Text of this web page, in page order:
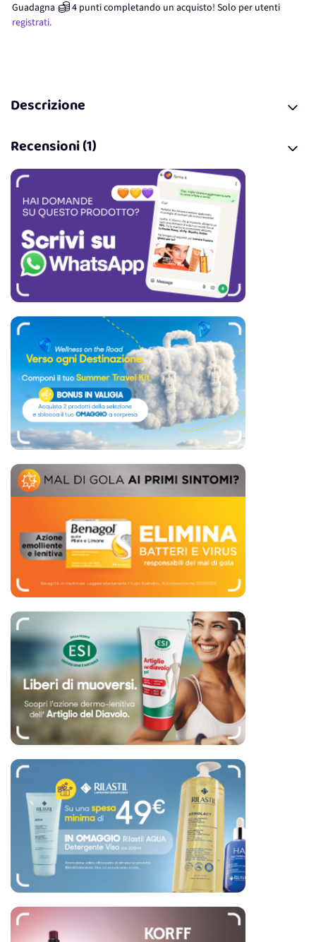
Guadagna 4 punticompletando un acquisto! Solo per utenti
registrati.
Descrizione
Recensioni (1)